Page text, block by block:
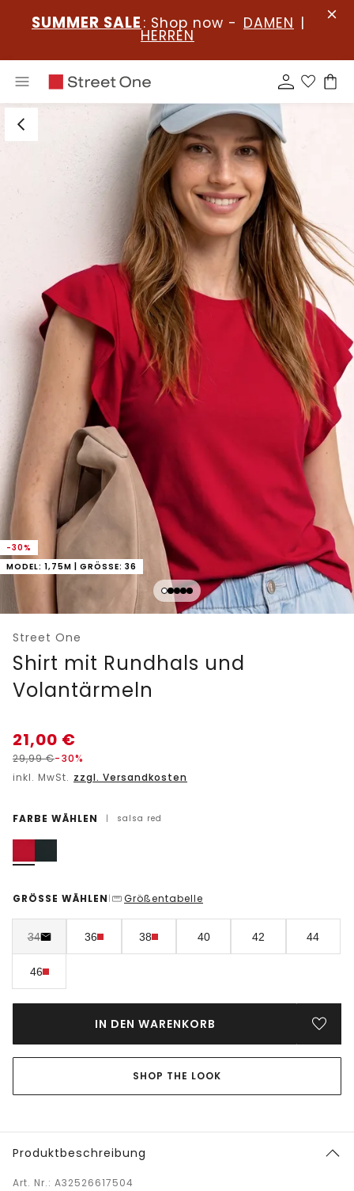
SUMMER SALE : Shop now - DAMEN |
HERREN
-30%
MODEL: 1,75M | GRÖSSE: 36
Street One
Shirt mit Rundhals und
Volantärmeln
21,00 €
29,99€-30%
inkl. MwSt. zzgl. Versandkosten
FARBE WÄHLEN | salsa red
GRÖSSE WÄHLEN | Größentabelle
34 36 38 40 42 44
46
IN DEN WARENKORB
SHOP THE LOOK
Produktbeschreibung
Art. Nr.: A32526617504